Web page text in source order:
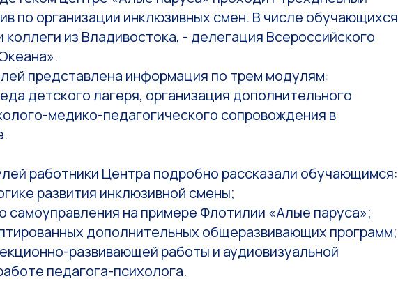
по организации инклюзивных смен. В числе обучающихся
из Владивостока, - делегация Всероссийского
представлена информация по трем модулям:
детского лагеря, организация дополнительного
медико-педагогического сопровождения в
работники Центра подробно рассказали обучающимся:
развития инклюзивной смены;
самоуправления на примере Флотилии «Алые паруса»;
дополнительных общеразвивающих программ;
развивающей работы и аудиовизуальной
педагога-психолога.